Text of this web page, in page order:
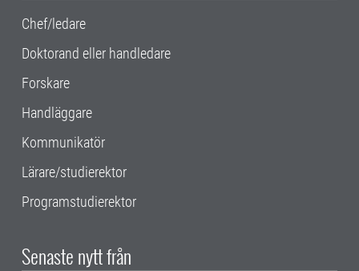
Chef/ledare
Doktorand eller handledare
Forskare
Handläggare
Kommunikatör
Lärare/studierektor
Programstudierektor
Senaste nytt från